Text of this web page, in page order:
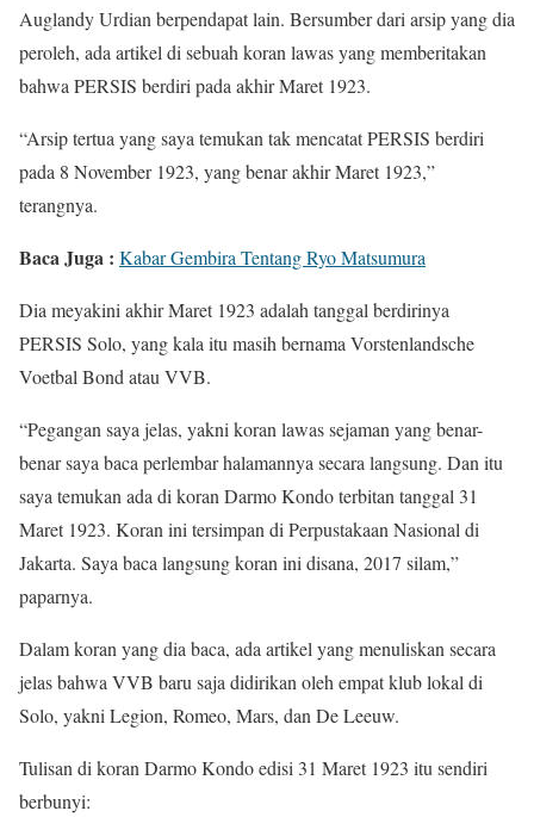
Auglandy Urdian berpendapat lain. Bersumber dari arsip yang dia
peroleh, ada artikel di sebuah koran lawas yang memberitakan
bahwa PERSIS berdiri pada akhir Maret 1923.
“Arsip tertua yang saya temukan tak mencatat PERSIS berdiri
pada 8 November 1923, yang benar akhir Maret 1923,”
terangnya.
Baca Juga : Kabar Gembira Tentang Ryo Matsumura
Dia meyakini akhir Maret 1923 adalah tanggal berdirinya
PERSIS Solo, yang kala itu masih bernama Vorstenlandsche
Voetbal Bond atau VVB.
“Pegangan saya jelas, yakni koran lawas sejaman yang benar-
benar saya baca perlembar halamannya secara langsung. Dan itu
saya temukan ada di koran Darmo Kondo terbitan tanggal 31
Maret 1923. Koran ini tersimpan di Perpustakaan Nasional di
Jakarta. Saya baca langsung koran ini disana, 2017 silam,”
paparnya.
Dalam koran yang dia baca, ada artikel yang menuliskan secara
jelas bahwa VVB baru saja didirikan oleh empat klub lokal di
Solo, yakni Legion, Romeo, Mars, dan De Leeuw.
Tulisan di koran Darmo Kondo edisi 31 Maret 1923 itu sendiri
berbunyi: